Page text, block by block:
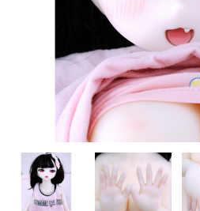
WM DOLL
CAT DOLL
KISS DOLL
DOLLHOUSE168
JY DOLL